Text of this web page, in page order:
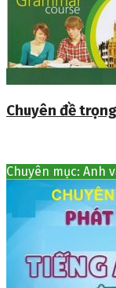
Chuyên đề
Chuyên mục: Anh